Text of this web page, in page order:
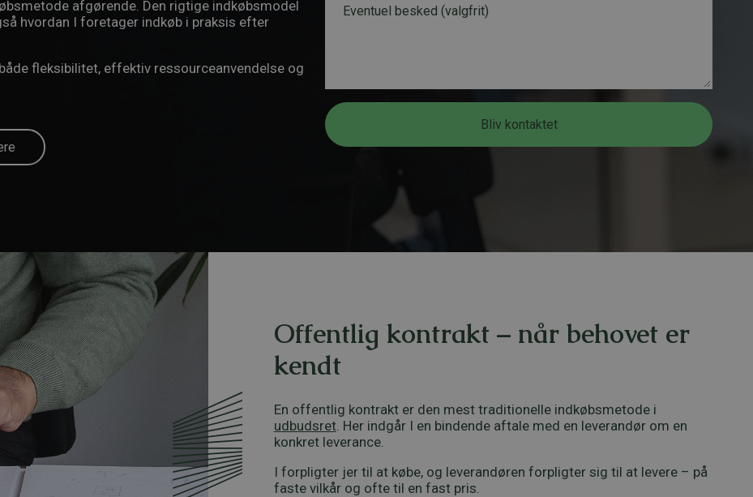
afgørende. Den rigtige indkøbsmodel
hvordan I foretager indkøb i praksis efter
fleksibilitet, effektiv ressourceanvendelse og
l
e
f
e
r
Bliv kontaktet
Offentlig kontrakt – når behovet er
kendt
En offentlig kontrakt er den mest traditionelle indkøbsmetode i
udbudsret. Her indgår I en bindende aftale med en leverandør om en
konkret leverance.
I forpligter jer til at købe, og leverandøren forpligter sig til at levere – på
faste vilkår og ofte til en fast pris.